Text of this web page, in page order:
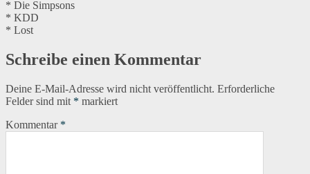
* Die Simpsons
* KDD
* Lost
Schreibe einen Kommentar
Deine E-Mail-Adresse wird nicht veröffentlicht. Erforderliche
Felder sind mit * markiert
Kommentar *